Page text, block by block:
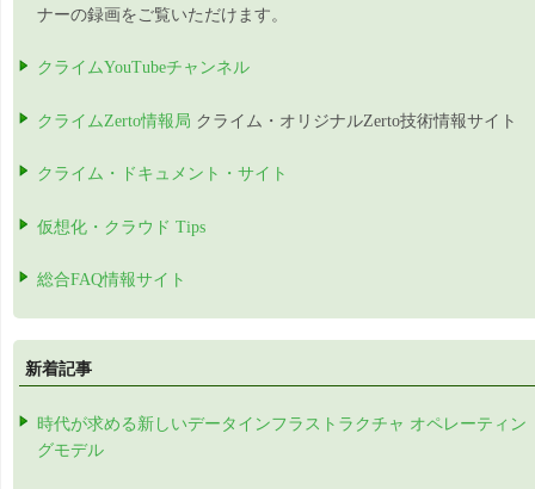
ナーの録画をご覧いただけます。
クライムYouTubeチャンネル
クライムZerto情報局 クライム・オリジナルZerto技術情報サイト
クライム・ドキュメント・サイト
仮想化・クラウド Tips
総合FAQ情報サイト
新着記事
時代が求める新しいデータインフラストラクチャ オペレーティン
グモデル